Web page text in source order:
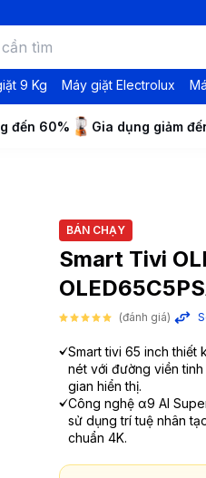
9 Kg Máy giặt Electrolux
đến 60% Gia dụng giảm
BÁN CHẠY
Smart Tivi
(đánh giá)
Smart tivi 65 inch thiết
nét với đường viền
gian hiển thị.
Công nghệ α9 AI
sử dụng trí tuệ nhân
chuẩn 4K.